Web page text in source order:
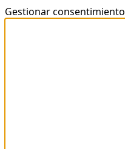
Gestionar consentimiento